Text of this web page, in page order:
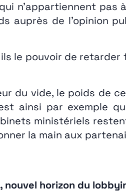
n’appartiennent pas
auprès de l’opinion
le pouvoir de
du vide, le poids de
ainsi par exemple
ministériels
la main aux
nouvel horizon du